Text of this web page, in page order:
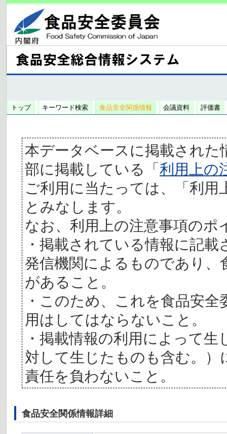
トップ キーワード検索 食品安全関係情報 会議資料 評価書
本データベースに掲載された
部に掲載している「利用上の
ご利用に当たっては、「利
とみなします。
なお、利用上の注意事項の
・掲載されている情報に記
発信機関によるものであり、
があること。
・このため、これを食品安
用はしてはならないこと。
・掲載情報の利用によって
対して生じたものも含む。
責任を負わないこと。
食品安全関係情報詳細